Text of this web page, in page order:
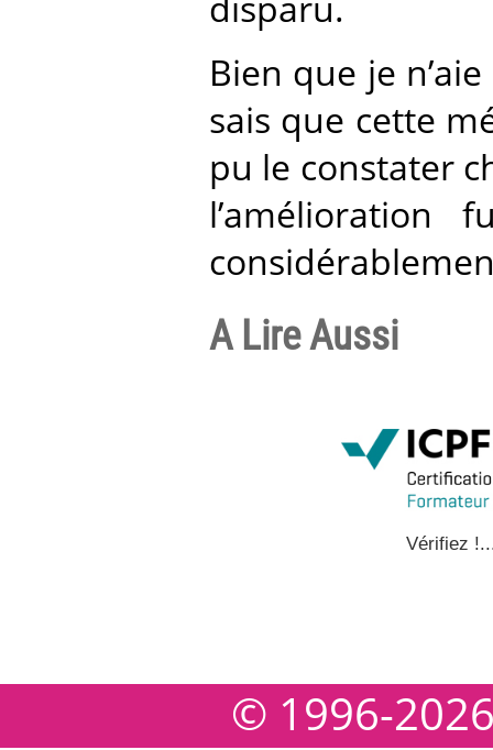
Bien que je
sais que cette
pu le constater
l’amélioration
A Lire Aussi
Vérifiez
© 1996-2026